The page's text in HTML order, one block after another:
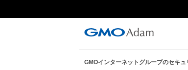
GMOインターネットグループのセキ